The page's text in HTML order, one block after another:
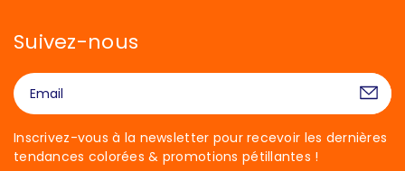
Suivez-nous
Inscrivez-vous à la newsletter pour recevoir les dernières
tendances colorées & promotions pétillantes !